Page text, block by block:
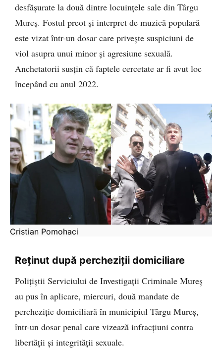
desfășurate la două dintre locuințele sale din Târgu
Mureș. Fostul preot și interpret de muzică populară
este vizat într-un dosar care privește suspiciuni de
viol asupra unui minor și agresiune sexuală.
Anchetatorii susțin că faptele cercetate ar fi avut loc
începând cu anul 2022.
Cristian Pomohaci
Reținut după percheziții domiciliare
Polițiștii Serviciului de Investigații Criminale Mureș
au pus în aplicare, miercuri, două mandate de
percheziție domiciliară în municipiul Târgu Mureș,
într-un dosar penal care vizează infracțiuni contra
libertății și integrității sexuale.